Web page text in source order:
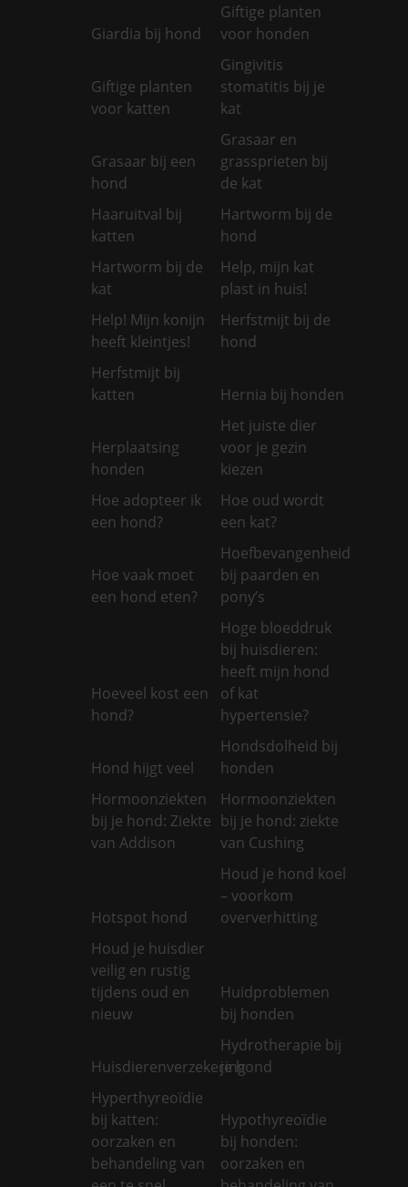
Giardia bij hond
Giftige planten
voor honden
Giftige planten
voor katten
Gingivitis
stomatitis bij je
kat
Grasaar bij een
hond
Grasaar en
grassprieten bij
de kat
Haaruitval bij
katten
Hartworm bij de
hond
Hartworm bij de
kat
Help, mijn kat
plast in huis!
Help! Mijn konijn
heeft kleintjes!
Herfstmijt bij de
hond
Herfstmijt bij
katten
Hernia bij honden
Herplaatsing
honden
Het juiste dier
voor je gezin
kiezen
Hoe adopteer ik
een hond?
Hoe oud wordt
een kat?
Hoe vaak moet
een hond eten?
Hoefbevangenheid
bij paarden en
pony’s
Hoeveel kost een
hond?
Hoge bloeddruk
bij huisdieren:
heeft mijn hond
of kat
hypertensie?
Hond hijgt veel
Hondsdolheid bij
honden
Hormoonziekten
bij je hond: Ziekte
van Addison
Hormoonziekten
bij je hond: ziekte
van Cushing
Hotspot hond
Houd je hond koel
– voorkom
oververhitting
Houd je huisdier
veilig en rustig
tijdens oud en
nieuw
Huidproblemen
bij honden
Huisdierenverzekering
Hydrotherapie bij
je hond
Hyperthyreoïdie
bij katten:
oorzaken en
behandeling van
Hypothyreoïdie
bij honden:
oorzaken en